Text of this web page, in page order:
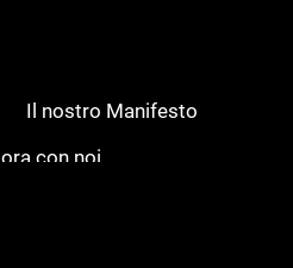
Il nostro Manifesto
con noi